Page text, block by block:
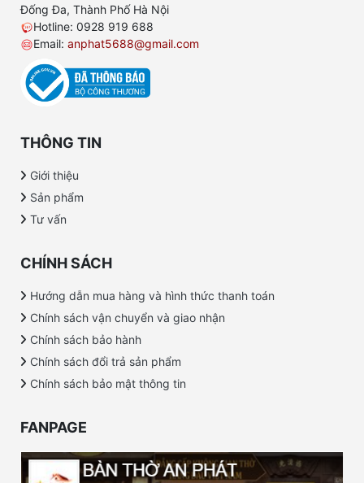
Đống Đa, Thành Phố Hà Nội
Hotline: 0928 919 688
Email: anphat5688@gmail.com
THÔNG TIN
Giới thiệu
Sản phẩm
Tư vấn
CHÍNH SÁCH
Hướng dẫn mua hàng và hình thức thanh toán
Chính sách vận chuyển và giao nhận
Chính sách bảo hành
Chính sách đổi trả sản phẩm
Chính sách bảo mật thông tin
FANPAGE